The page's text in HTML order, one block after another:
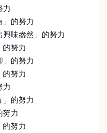
力
」的努力
興味盎然」的努力
的努力
」的努力
的努力
力
」的努力
努力
的努力